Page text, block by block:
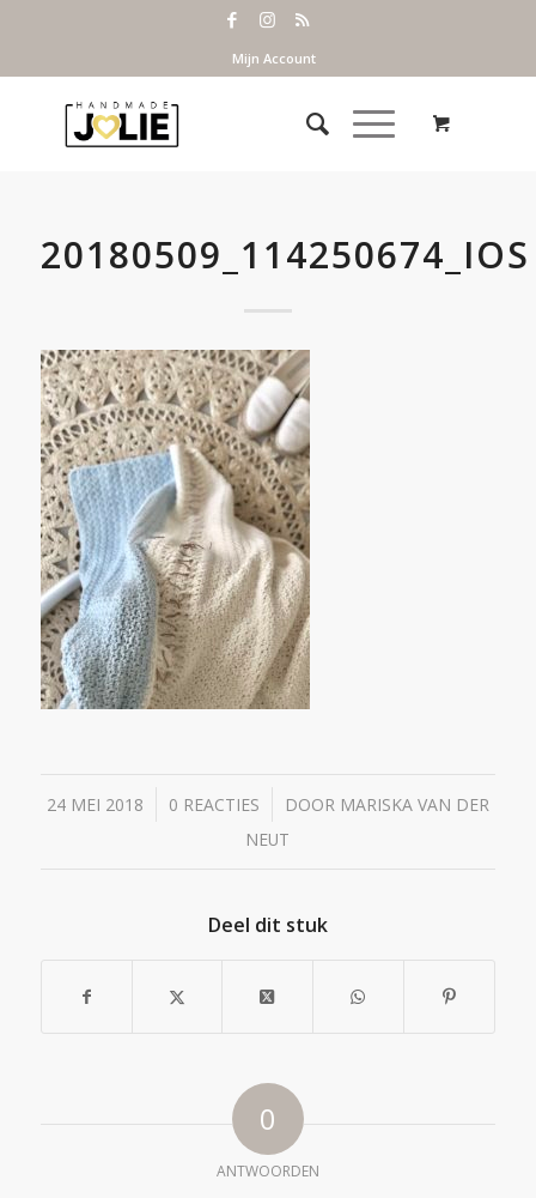
Mijn Account
20180509_114250674_IOS
24 MEI 2018
/ 0 REACTIES
/ DOOR MARISKA VAN DER
NEUT
Deel dit stuk
0
ANTWOORDEN